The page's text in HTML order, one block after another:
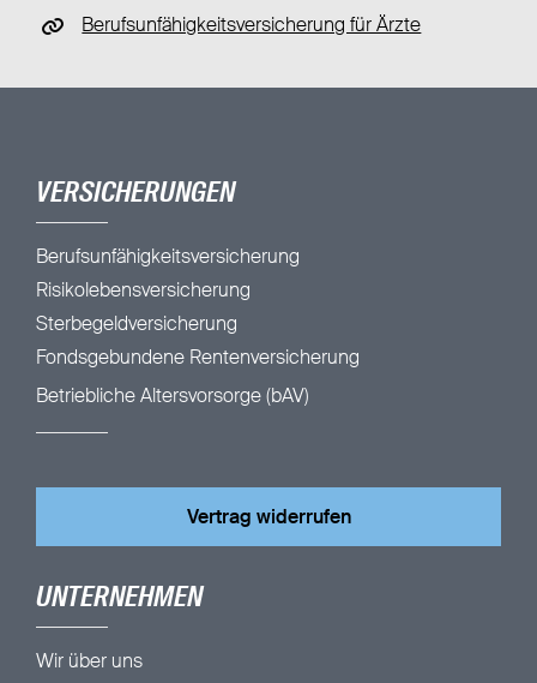
Berufsunfähigkeitsversicherung für Ärzte
VERSICHERUNGEN
Berufsunfähigkeitsversicherung
Risikolebensversicherung
Sterbegeldversicherung
Fondsgebundene Rentenversicherung
Betriebliche Altersvorsorge (bAV)
Vertrag widerrufen
UNTERNEHMEN
Wir über uns